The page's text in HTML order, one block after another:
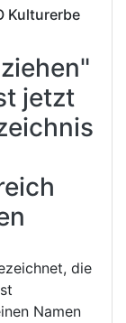
Kulturerbe
jetzt
die
Namen